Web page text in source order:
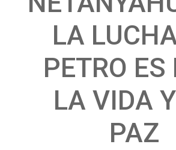
LA
PETRO ES
LA VIDA
PAZ